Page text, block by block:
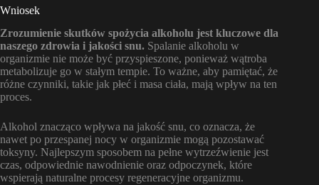
Wniosek
Zrozumienie skutków spożycia alkoholu jest kluczowe dla
naszego zdrowia i jakości snu. Spalanie alkoholu w
organizmie nie może być przyspieszone, ponieważ wątroba
metabolizuje go w stałym tempie. To ważne, aby pamiętać, że
różne czynniki, takie jak płeć i masa ciała, mają wpływ na ten
proces.
Alkohol znacząco wpływa na jakość snu, co oznacza, że
nawet po przespanej nocy w organizmie mogą pozostawać
toksyny. Najlepszym sposobem na pełne wytrzeźwienie jest
czas, odpowiednie nawodnienie oraz odpoczynek, które
wspierają naturalne procesy regeneracyjne organizmu.